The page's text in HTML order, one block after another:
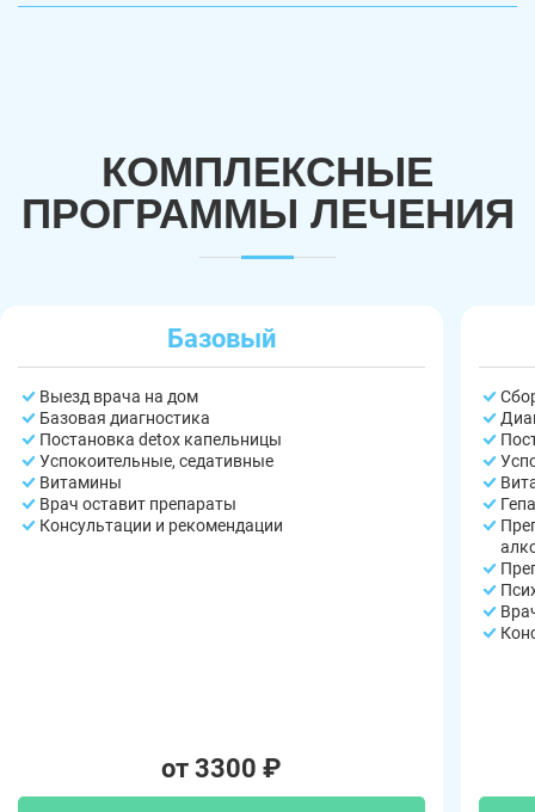
КОМПЛЕКСНЫЕ
ПРОГРАММЫ ЛЕЧЕНИЯ
Базовый
Выезд врача на дом
Базовая диагностика
Постановка detox капельницы
Успокоительные, седативные
Витамины
Врач оставит препараты
Консультации и рекомендации
от 3300 ₽